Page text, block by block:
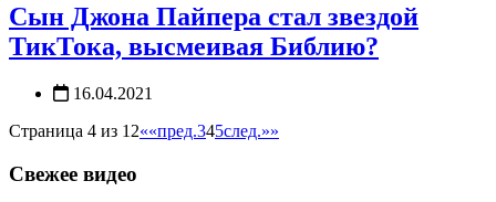
Сын Джона Пайпера стал звездой
ТикТока, высмеивая Библию?
16.04.2021
Страница 4 из 12««пред.345след.»»
Свежее видео